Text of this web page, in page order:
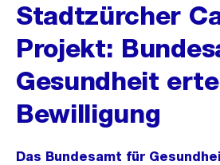
Stadtzürcher
Projekt:
Gesundheit
Bewilligung
Das Bundesamt für